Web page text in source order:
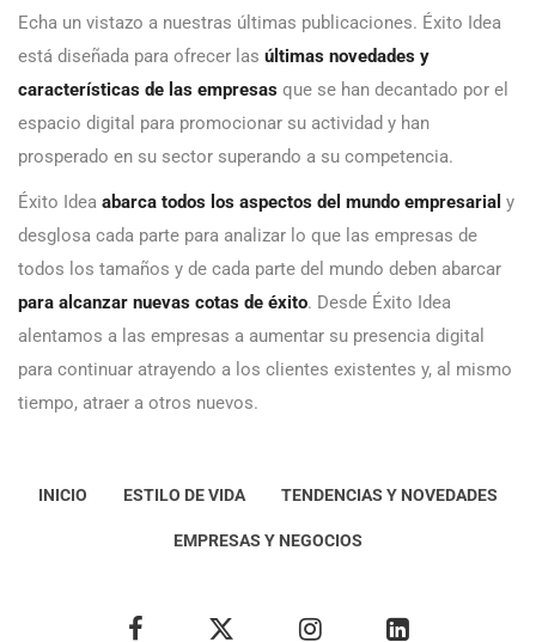
Echa un vistazo a nuestras últimas publicaciones. Éxito Idea
está diseñada para ofrecer las últimas novedades y
características de las empresas que se han decantado por el
espacio digital para promocionar su actividad y han
prosperado en su sector superando a su competencia.
Éxito Idea abarca todos los aspectos del mundo empresarial y
desglosa cada parte para analizar lo que las empresas de
todos los tamaños y de cada parte del mundo deben abarcar
para alcanzar nuevas cotas de éxito. Desde Éxito Idea
alentamos a las empresas a aumentar su presencia digital
para continuar atrayendo a los clientes existentes y, al mismo
tiempo, atraer a otros nuevos.
INICIO ESTILO DE VIDA TENDENCIAS Y NOVEDADES
EMPRESAS Y NEGOCIOS